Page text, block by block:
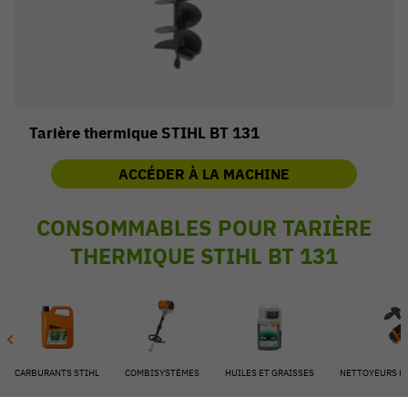
Tarière thermique STIHL BT 131
ACCÉDER À LA MACHINE
CONSOMMABLES POUR TARIÈRE
THERMIQUE STIHL BT 131
CARBURANTS STIHL COMBISYSTÈMES HUILES ET GRAISSES NETTOYEURS